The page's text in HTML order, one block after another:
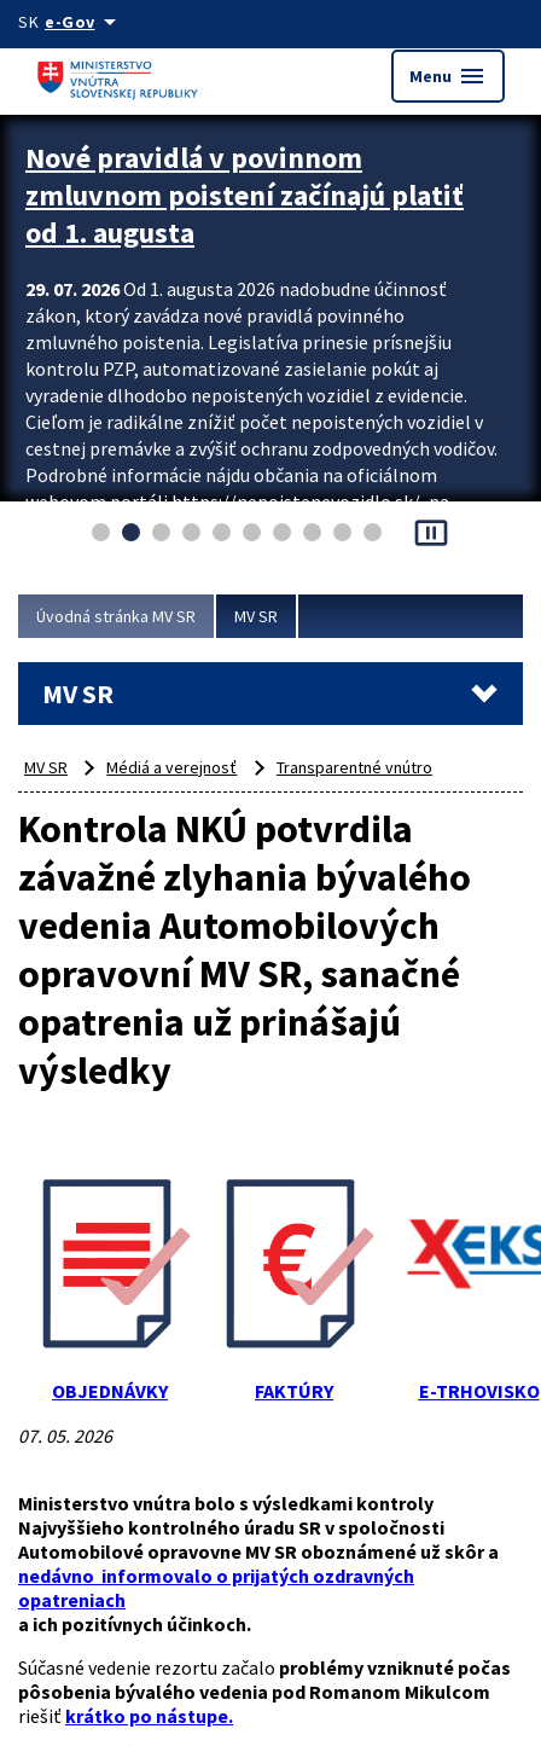
Preskocit na hlavný obsah
SK e-Govarrow_drop_down
Menu menu
Zastavit automatický posun upútavok
Nové pravidlá v povinnom
zmluvnom poistení začínajú platiť
od 1. augusta
29. 07. 2026Od 1. augusta 2026 nadobudne účinnosť
zákon, ktorý zavádza nové pravidlá povinného
zmluvného poistenia. Legislatíva prinesie prísnejšiu
kontrolu PZP, automatizované zasielanie pokút aj
vyradenie dlhodobo nepoistených vozidiel z evidencie.
Cieľom je radikálne znížiť počet nepoistených vozidiel v
cestnej premávke a zvýšiť ochranu zodpovedných vodičov.
Podrobné informácie nájdu občania na oficiálnom
webovom portáli https://nepoistenevozidlo.sk/, na
ktorom od augusta pribudne aj možnosť overiť si...
pause_presentation
Úvodná stránka MV SR MV SR
MV SR
MV SR Médiá a verejnosť Transparentné vnútro
Kontrola NKÚ potvrdila
závažné zlyhania bývalého
vedenia Automobilových
opravovní MV SR, sanačné
opatrenia už prinášajú
výsledky
OBJEDNÁVKY FAKTÚRY
E-TRHOVISKO
07. 05. 2026
Ministerstvo vnútra bolo s výsledkami kontroly
Najvyššieho kontrolného úradu SR v spoločnosti
Automobilové opravovne MV SR oboznámené už skôr a
nedávno informovalo o prijatých ozdravných
opatreniach
a ich pozitívnych účinkoch.
Súčasné vedenie rezortu začalo problémy vzniknuté počas
pôsobenia bývalého vedenia pod Romanom Mikulcom
riešiť krátko po nástupe.